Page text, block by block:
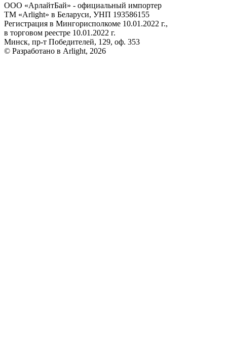
ООО «АрлайтБай» - официальный импортер
ТМ «Arlight» в Беларуси, УНП 193586155
Регистрация в Мингорисполкоме 10.01.2022 г.,
в торговом реестре 10.01.2022 г.
Минск, пр-т Победителей, 129, оф. 353
© Разработано в Arlight, 2026